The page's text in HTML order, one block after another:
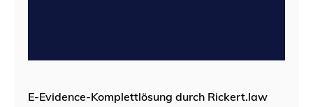
E-Evidence-Komplettlösung durch Rickert.law